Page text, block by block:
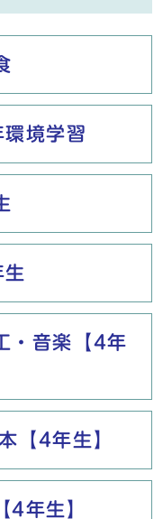
境学習
音楽【4年
【4年生】
年生】